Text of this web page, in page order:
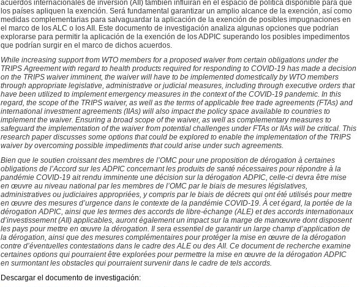
acuerdos internacionales de inversión (AII) también influirán en el espacio de política disponible para que
los países apliquen la exención. Será fundamental garantizar un amplio alcance de la exención, así como
medidas complementarias para salvaguardar la aplicación de la exención de posibles impugnaciones en
el marco de los ALC o los AII. Este documento de investigación analiza algunas opciones que podrían
explorarse para permitir la aplicación de la exención de los ADPIC superando los posibles impedimentos
que podrían surgir en el marco de dichos acuerdos.
While increasing support from WTO members for a proposed waiver from certain obligations under the
TRIPS Agreement with regard to health products required for responding to COVID-19 has made a decision
on the TRIPS waiver imminent, the waiver will have to be implemented domestically by WTO members
through appropriate legislative, administrative or judicial measures, including through executive orders that
have been utilized to implement emergency measures in the context of the COVID-19 pandemic. In this
regard, the scope of the TRIPS waiver, as well as the terms of applicable free trade agreements (FTAs) and
international investment agreements (IIAs) will also impact the policy space available to countries to
implement the waiver. Ensuring a broad scope of the waiver, as well as complementary measures to
safeguard the implementation of the waiver from potential challenges under FTAs or IIAs will be critical. This
research paper discusses some options that could be explored to enable the implementation of the TRIPS
waiver by overcoming possible impediments that could arise under such agreements.
Bien que le soutien croissant des membres de l’OMC pour une proposition de dérogation à certaines
obligations de l’Accord sur les ADPIC concernant les produits de santé nécessaires pour répondre à la
pandémie COVID-19 ait rendu imminente une décision sur la dérogation ADPIC, celle-ci devra être mise
en œuvre au niveau national par les membres de l’OMC par le biais de mesures législatives,
administratives ou judiciaires appropriées, y compris par le biais de décrets qui ont été utilisés pour mettre
en œuvre des mesures d’urgence dans le contexte de la pandémie COVID-19. À cet égard, la portée de la
dérogation ADPIC, ainsi que les termes des accords de libre-échange (ALE) et des accords internationaux
d’investissement (AII) applicables, auront également un impact sur la marge de manœuvre dont disposent
les pays pour mettre en œuvre la dérogation. Il sera essentiel de garantir un large champ d’application de
la dérogation, ainsi que des mesures complémentaires pour protéger la mise en œuvre de la dérogation
contre d’éventuelles contestations dans le cadre des ALE ou des AII. Ce document de recherche examine
certaines options qui pourraient être explorées pour permettre la mise en œuvre de la dérogation ADPIC
en surmontant les obstacles qui pourraient survenir dans le cadre de tels accords.
Descargar el documento de investigación: